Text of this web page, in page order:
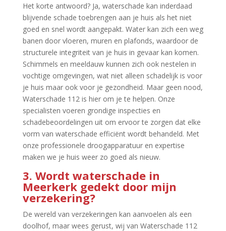
Het korte antwoord? Ja, waterschade kan inderdaad
blijvende schade toebrengen aan je huis als het niet
goed en snel wordt aangepakt.​ Water kan zich een weg
banen door vloeren, muren en plafonds, waardoor de
structurele integriteit van je huis in gevaar kan komen.​
Schimmels en meeldauw kunnen zich ook nestelen in
vochtige omgevingen, wat niet alleen schadelijk is voor
je huis maar ook voor je gezondheid.​ Maar geen nood,
Waterschade 112 is hier om je te helpen.​ Onze
specialisten voeren grondige inspecties en
schadebeoordelingen uit om ervoor te zorgen dat elke
vorm van waterschade efficiënt wordt behandeld.​ Met
onze professionele droogapparatuur en expertise
maken we je huis weer zo goed als nieuw.​
3.​ Wordt waterschade in
Meerkerk gedekt door mijn
verzekering?
De wereld van verzekeringen kan aanvoelen als een
doolhof, maar wees gerust, wij van Waterschade 112